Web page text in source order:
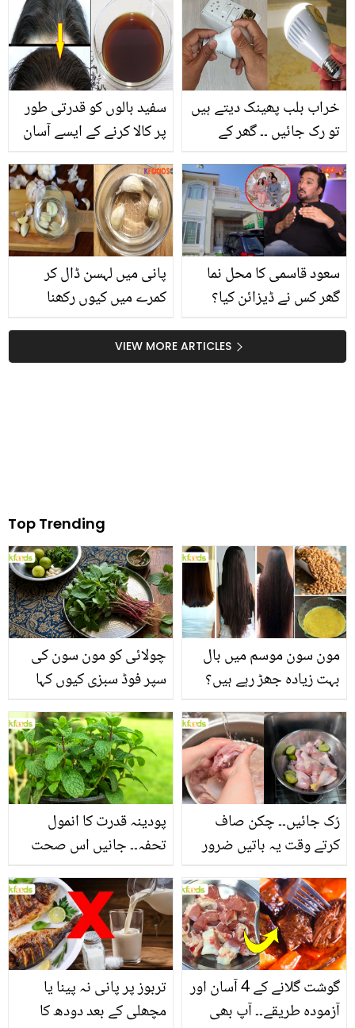
کا حساب کیوں دینا پڑتا
تھا؟
سے نجات مل سکتی ہے؟
جانیں اس کا استعمال اور
فوائد
سفید بالوں کو قدرتی طور
پر کالا کرنے کے ایسے آسان
باورچی خانے میں موجود
ہیں
خراب بلب پھینک دیتے ہیں
تو رک جائیں ۔۔ گھر کے
کرنے کا آسان طریقہ جس
سے بچیں آپ کے پیسے اور
رہے آپ کا گھر روشن
پانی میں لہسن ڈال کر
کمرے میں کیوں رکھنا
والا عمل! جانیں اس کا
فائدہ
سعود قاسمی کا محل نما
گھر کس نے ڈیزائن کیا؟
شاندار گھر کی ویڈیوVIEW MORE ARTICLES
Top Trending
چولائی کو مون سون کی
سپر فوڈ سبزی کیوں کہا
منرلز اور اینٹی آکسیڈنٹس
سے بھرپور اس سبزی کے
فائدے
مون سون موسم میں بال
بہت زیادہ جھڑ رہے ہیں؟
بنانے کے چند قدرتی طریقے
پودینہ قدرت کا انمول
تحفہ۔۔ جانیں اس صحت
انگیز طبی فوائد
رُک جائیں۔۔ چکن صاف
کرتے وقت یہ باتیں ضرور
تربوز پر پانی نہ پینا یا
مچھلی کے بعد دودھ کا
گوشت گلانے کے 4 آسان اور
آزمودہ طریقے۔۔ آپ بھی